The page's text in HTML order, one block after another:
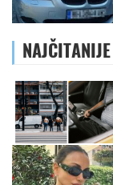
NAJČITANIJE